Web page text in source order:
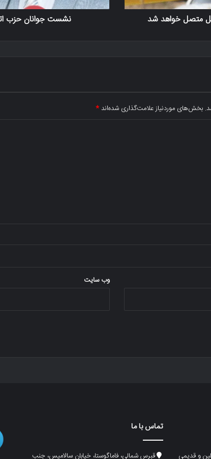
متصل خواهد شد نشست جوانان حزب
بخش‌های موردنیاز علامت‌گذاری شده‌اند*
وب‌ سایت
و قدیمی
تماس با ما
قبرس شمالی، فاماگوستا، خیابان سالامیس، جنب